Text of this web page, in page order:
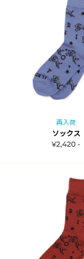
再入荷
ソックス
¥2,420 -